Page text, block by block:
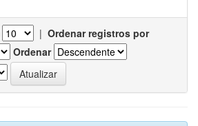
| Ordenar registros por
Ordenar